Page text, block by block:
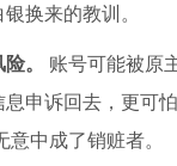
换来的教训。
。
账号可能被原
息申诉回去，更可
意中成了销赃者。